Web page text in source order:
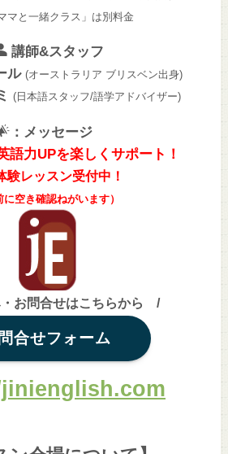
マと一緒クラス」は別料金
講師&スタッフ
ル (オーストラリア ブリスベン出身)
(日本語スタッフ/語学アドバイザー)
：メッセージ
語力UPを楽しくサポート！
験レッスン受付中！
に空き確認ねがいます）
お問合せはこちらから /
合せフォーム